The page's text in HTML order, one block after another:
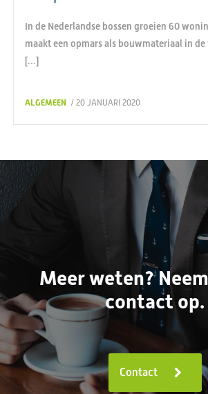
In de Nederlandse bossen groeien 60
maakt een opmars als bouwmateriaal in de
[…]
ALGEMEEN / 20 JANUARI 2020
Meer weten?
contact op.
Contact